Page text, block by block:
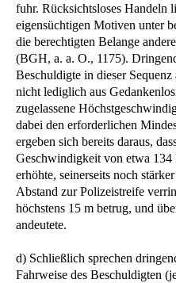
fuhr. Rücksichtsloses Handeln
eigensüchtigen Motiven unter
die berechtigten Belange
(BGH, a. a. O., 1175).
Beschuldigte in dieser
nicht lediglich aus
zugelassene
dabei den erforderlichen
ergeben sich bereits daraus,
Geschwindigkeit von etwa
erhöhte, seinerseits noch
Abstand zur Polizeistreife
höchstens 15 m betrug, und
andeutete.
d) Schließlich sprechen
Fahrweise des Beschuldigten